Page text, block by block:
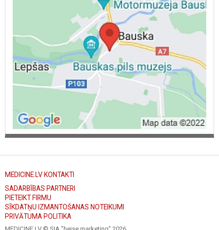
MEDICINE.LV KONTAKTI
SADARBĪBAS PARTNERI
PIETEIKT FIRMU
SĪKDATŅU IZMANTOŠANAS NOTEIKUMI
PRIVĀTUMA POLITIKA